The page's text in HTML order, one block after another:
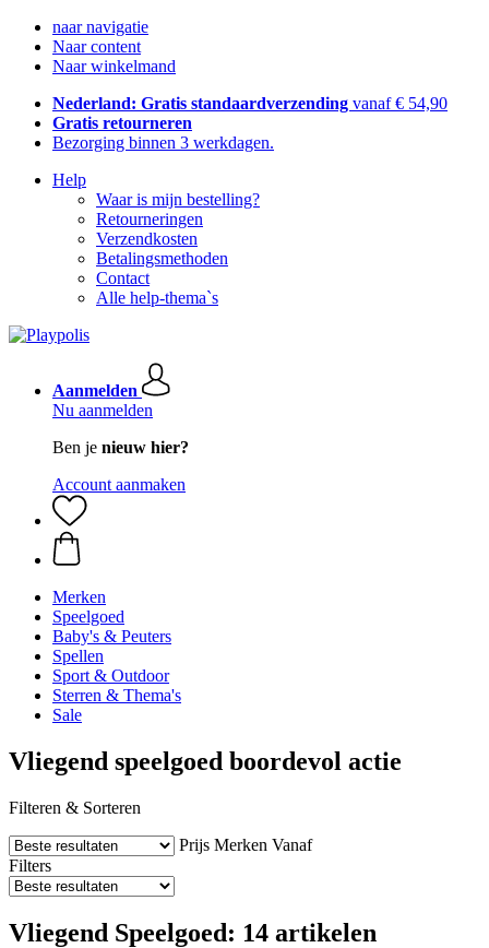
naar navigatie
Naar content
Naar winkelmand
Nederland: Gratis standaardverzending vanaf € 54,90
Gratis retourneren
Bezorging binnen 3 werkdagen.
Help
Waar is mijn bestelling?
Retourneringen
Verzendkosten
Betalingsmethoden
Contact
Alle help-thema`s
Aanmelden
Nu aanmelden
Ben je nieuw hier?
Account aanmaken
Merken
Speelgoed
Baby's & Peuters
Spellen
Sport & Outdoor
Sterren & Thema's
Sale
Vliegend speelgoed boordevol actie
Filteren & Sorteren
Prijs Merken Vanaf
Filters
Vliegend Speelgoed: 14 artikelen